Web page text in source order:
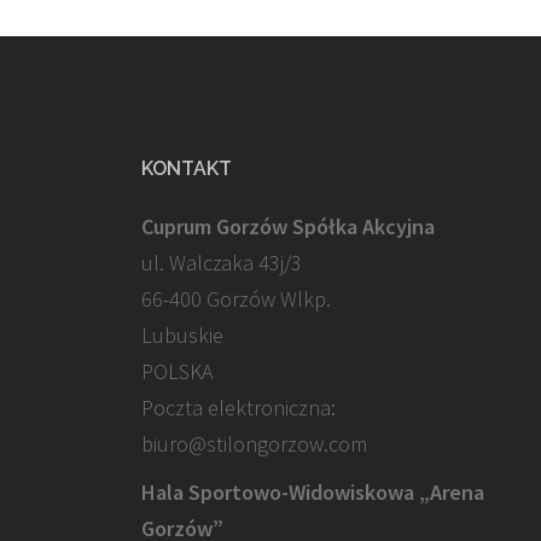
KONTAKT
Cuprum Gorzów Spółka Akcyjna
ul. Walczaka 43j/3
66-400 Gorzów Wlkp.
Lubuskie
POLSKA
Poczta elektroniczna:
biuro@stilongorzow.com
Hala Sportowo-Widowiskowa „Arena
Gorzów”